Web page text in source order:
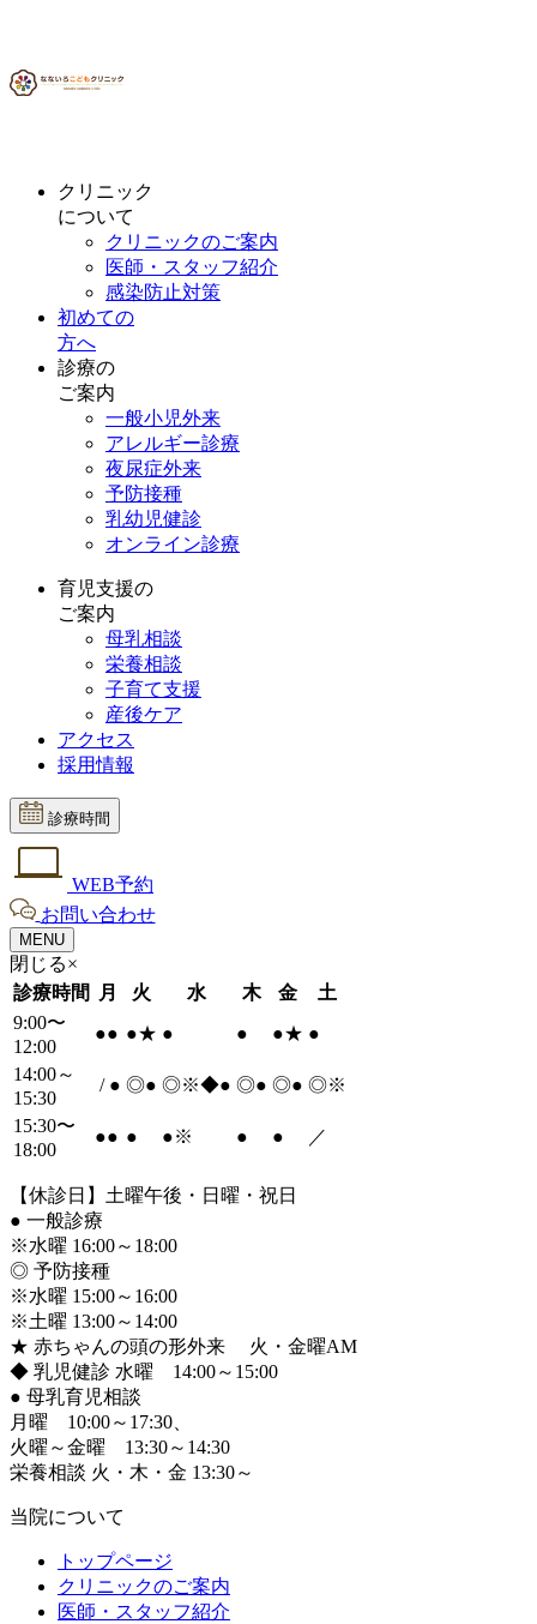
クリニック
について
クリニックのご案内
医師・スタッフ紹介
感染防止対策
初めての
方へ
診療の
ご案内
一般小児外来
アレルギー診療
夜尿症外来
予防接種
乳幼児健診
オンライン診療
育児支援の
ご案内
母乳相談
栄養相談
子育て支援
産後ケア
アクセス
採用情報
診療時間
WEB予約
お問い合わせ
MENU
閉じる×
診療時間
月 火 水 木 金
土
9:00〜
12:00
●● ●★ ● ● ●★ ●
14:00～
15:30
/ ● ◎● ◎※◆● ◎● ◎● ◎※
15:30〜
18:00
●● ● ●※ ● ● ／
【休診日】土曜午後・日曜・祝日
● 一般診療
※水曜 16:00～18:00
◎ 予防接種
※水曜 15:00～16:00
※土曜 13:00～14:00
★ 赤ちゃんの頭の形外来 火・金曜AM
◆ 乳児健診 水曜 14:00～15:00
● 母乳育児相談
月曜 10:00～17:30、
火曜～金曜 13:30～14:30
栄養相談 火・木・金 13:30～
当院について
トップページ
クリニックのご案内
医師・スタッフ紹介